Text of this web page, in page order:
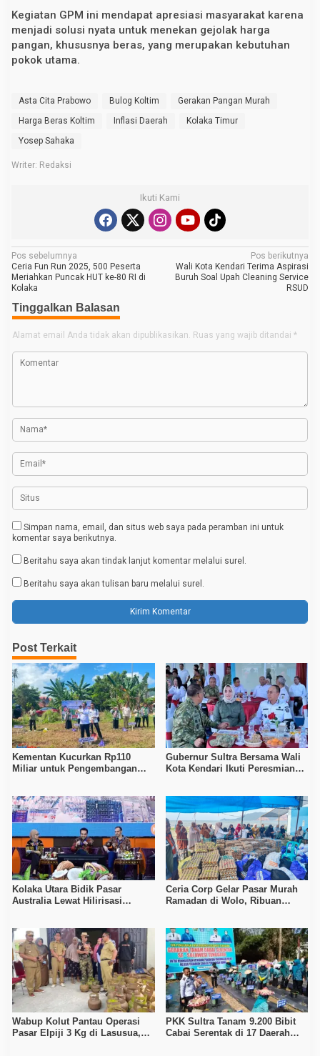
Kegiatan GPM ini mendapat apresiasi masyarakat karena
menjadi solusi nyata untuk menekan gejolak harga
pangan, khususnya beras, yang merupakan kebutuhan
pokok utama.
Asta Cita Prabowo Bulog Koltim
Gerakan Pangan Murah
Harga Beras Koltim
Inflasi Daerah
Kolaka Timur
Yosep Sahaka
Writer: Redaksi
Ikuti Kami
N
a
v
i
g
a
p
o
s
Pos sebelumnya
Ceria Fun Run 2025, 500 Peserta
Meriahkan Puncak HUT ke-80 RI di
Kolaka
Pos berikutnya
Wali Kota Kendari Terima Aspirasi
Buruh Soal Upah Cleaning Service
RSUD
Tinggalkan Balasan
Alamat email Anda tidak akan dipublikasikan. Ruas yang wajib ditandai *
Simpan nama, email, dan situs web saya pada peramban ini untuk
komentar saya berikutnya.
Beritahu saya akan tindak lanjut komentar melalui surel.
Beritahu saya akan tulisan baru melalui surel.
Post Terkait
Kementan Kucurkan Rp110
Miliar untuk Pengembangan
Gubernur Sultra Bersama Wali
Kota Kendari Ikuti Peresmian
Kolaka Utara Bidik Pasar
Australia Lewat Hilirisasi
Ceria Corp Gelar Pasar Murah
Ramadan di Wolo, Ribuan
Wabup Kolut Pantau Operasi
Pasar Elpiji 3 Kg di Lasusua,
PKK Sultra Tanam 9.200 Bibit
Cabai Serentak di 17 Daerah